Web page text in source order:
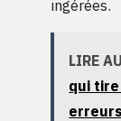
ingérées.
LIRE
qui